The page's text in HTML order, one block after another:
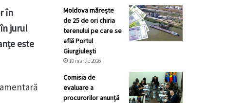
în
jurul
este
Moldova mărește
de 25 de ori chiria
terenului pe care se
află Portul
Giurgiulești
10 martie 2026
Comisia de
evaluare a
procurorilor anunță